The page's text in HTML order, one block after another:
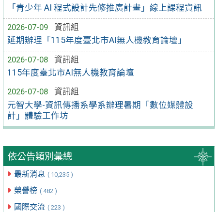
「青少年 AI 程式設計先修推廣計畫」線上課程資訊
2026-07-09
資訊組
延期辦理「115年度臺北市AI無人機教育論壇」
2026-07-08
資訊組
115年度臺北市AI無人機教育論壇
2026-07-08
資訊組
元智大學-資訊傳播系學系辦理暑期「數位媒體設
計」體驗工作坊
依公告類別彙總
最新消息 ( 10,235 )
榮譽榜 ( 482 )
國際交流 ( 223 )